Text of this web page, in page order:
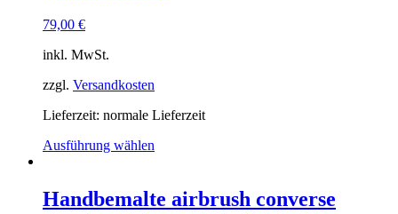
79,00 €
inkl. MwSt.
zzgl. Versandkosten
Lieferzeit: normale Lieferzeit
Ausführung wählen
Handbemalte airbrush converse